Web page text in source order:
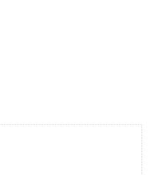
調べ方とは